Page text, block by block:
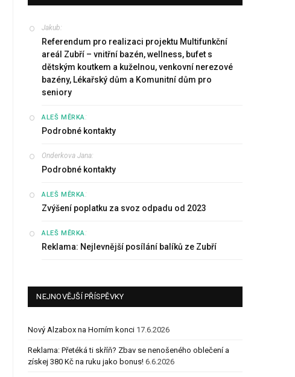
Jakub:
Referendum pro realizaci projektu Multifunkční
areál Zubří – vnitřní bazén, wellness, bufet s
dětským koutkem a kuželnou, venkovní nerezové
bazény, Lékařský dům a Komunitní dům pro
seniory
ALEŠ MĚRKA:
Podrobné kontakty
Onderkova Jana:
Podrobné kontakty
ALEŠ MĚRKA:
Zvýšení poplatku za svoz odpadu od 2023
ALEŠ MĚRKA:
Reklama: Nejlevnější posílání balíků ze Zubří
NEJNOVĚJŠÍ PŘÍSPĚVKY
Nový Alzabox na Horním konci 17.6.2026
Reklama: Přetéká ti skříň? Zbav se nenošeného oblečení a
získej 380 Kč na ruku jako bonus! 6.6.2026